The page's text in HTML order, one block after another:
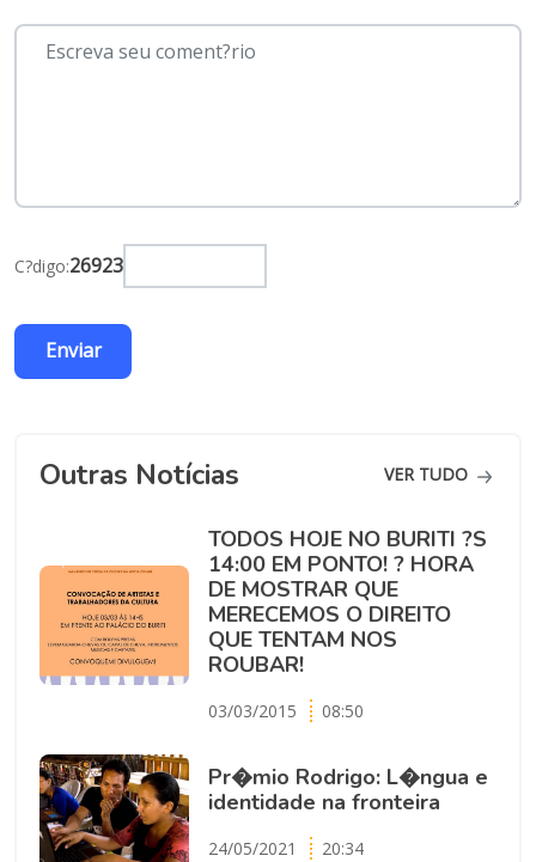
C?digo:26923
Outras Notícias VER TUDO
TODOS HOJE NO BURITI ?S
14:00 EM PONTO! ? HORA
DE MOSTRAR QUE
MERECEMOS O DIREITO
QUE TENTAM NOS
ROUBAR!
03/03/2015 08:50
Pr�mio Rodrigo: L�ngua e
identidade na fronteira
24/05/2021 20:34